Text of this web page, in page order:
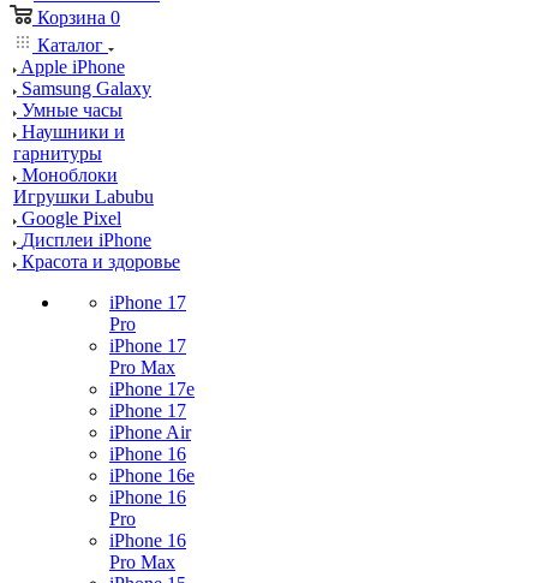
Корзина 0
Каталог
Apple iPhone
Samsung Galaxy
Умные часы
Наушники и
гарнитуры
Моноблоки
Игрушки Labubu
Google Pixel
Дисплеи iPhone
Красота и здоровье
iPhone 17
Pro
iPhone 17
Pro Max
iPhone 17e
iPhone 17
iPhone Air
iPhone 16
iPhone 16e
iPhone 16
Pro
iPhone 16
Pro Max